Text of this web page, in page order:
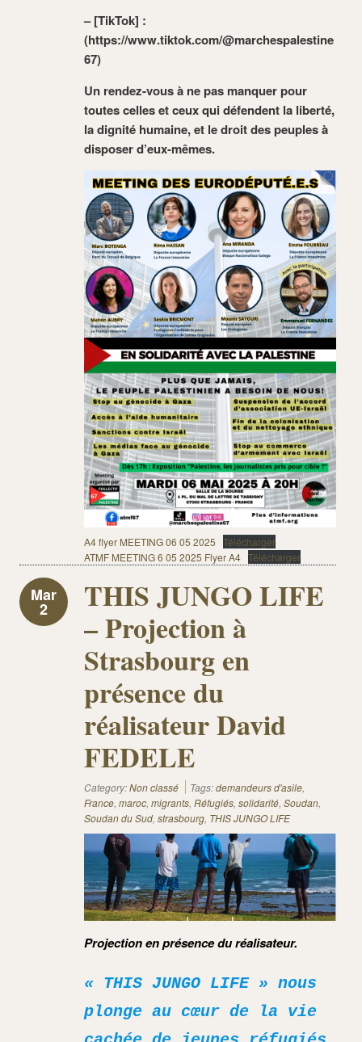
– [TikTok] :
(https://www.tiktok.com/@marchespalestine
67)
Un rendez-vous à ne pas manquer pour
toutes celles et ceux qui défendent la liberté,
la dignité humaine, et le droit des peuples à
disposer d’eux-mêmes.
A4 flyer MEETING 06 05 2025 Télécharger
ATMF MEETING 6 05 2025 Flyer A4 Télécharger
Mar
2
THIS JUNGO LIFE
– Projection à
Strasbourg en
présence du
réalisateur David
FEDELE
Category:Non classé Tags:demandeurs d'asile,
France, maroc, migrants, Réfugiés, solidarité, Soudan,
Soudan du Sud, strasbourg, THIS JUNGO LIFE
Projection en présence du réalisateur.
« THIS JUNGO LIFE » nous
plonge au cœur de la vie